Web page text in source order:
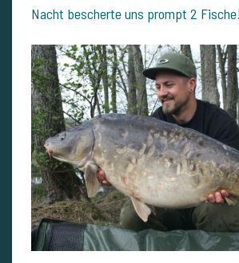
Nacht bescherte uns prompt 2 Fische!